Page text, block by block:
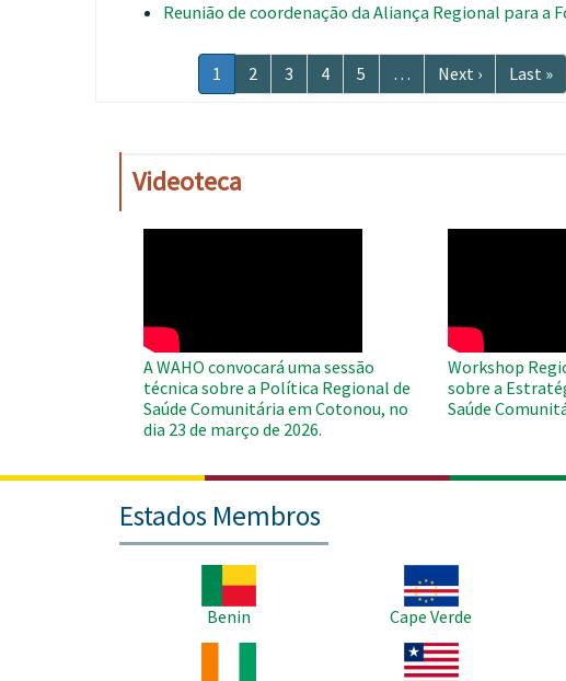
Reunião de coordenação da Aliança Regional para a
Página
atual
1 Página
2 Página
3 Página
4 Página
5 …
Próxima
página
Next ›
Última
página
Last »
Videoteca
A WAHO convocará uma sessão
técnica sobre a Política Regional de
Saúde Comunitária em Cotonou, no
dia 23 de março de 2026.
Workshop
sobre a
Saúde
Estados Membros
Benin
Cape Verde
Imagem